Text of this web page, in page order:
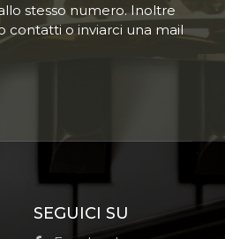
stesso numero. Inoltre
contatti o inviarci una mail
SEGUICI SU